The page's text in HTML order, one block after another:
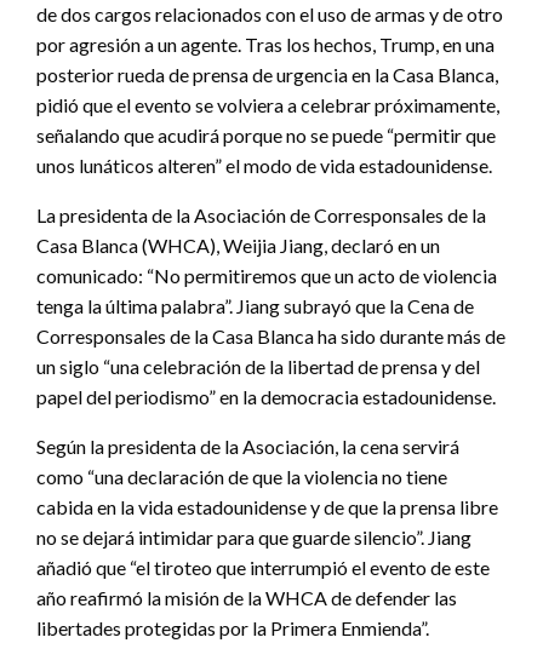
de dos cargos relacionados con el uso de armas y de otro
por agresión a un agente. Tras los hechos, Trump, en una
posterior rueda de prensa de urgencia en la Casa Blanca,
pidió que el evento se volviera a celebrar próximamente,
señalando que acudirá porque no se puede “permitir que
unos lunáticos alteren” el modo de vida estadounidense.
La presidenta de la Asociación de Corresponsales de la
Casa Blanca (WHCA), Weijia Jiang, declaró en un
comunicado: “No permitiremos que un acto de violencia
tenga la última palabra”. Jiang subrayó que la Cena de
Corresponsales de la Casa Blanca ha sido durante más de
un siglo “una celebración de la libertad de prensa y del
papel del periodismo” en la democracia estadounidense.
Según la presidenta de la Asociación, la cena servirá
como “una declaración de que la violencia no tiene
cabida en la vida estadounidense y de que la prensa libre
no se dejará intimidar para que guarde silencio”. Jiang
añadió que “el tiroteo que interrumpió el evento de este
año reafirmó la misión de la WHCA de defender las
libertades protegidas por la Primera Enmienda”.